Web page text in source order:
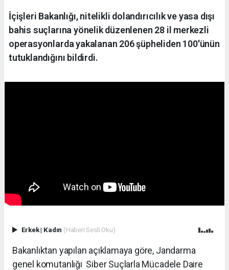
İçişleri Bakanlığı, nitelikli dolandırıcılık ve yasa dışı
bahis suçlarına yönelik düzenlenen 28 il merkezli
operasyonlarda yakalanan 206 şüpheliden 100'ünün
tutuklandığını bildirdi.
Erkek| Kadın (Haberi Sesli Oku)
Bakanlıktan yapılan açıklamaya göre, Jandarma
genel komutanlığı Siber Suçlarla Mücadele Daire